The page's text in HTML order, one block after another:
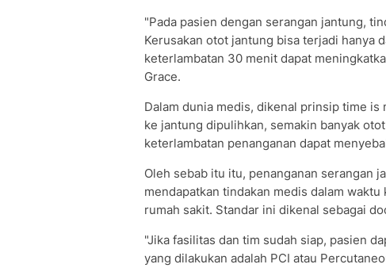
"Pada pasien dengan serangan jantung,
Kerusakan otot jantung bisa terjadi hanya
keterlambatan 30 menit dapat
Grace.
Dalam dunia medis, dikenal prinsip time
ke jantung dipulihkan, semakin banyak
keterlambatan penanganan dapat
Oleh sebab itu itu, penanganan serangan
mendapatkan tindakan medis dalam
rumah sakit. Standar ini dikenal sebagai
"Jika fasilitas dan tim sudah siap, pasien
yang dilakukan adalah PCI atau